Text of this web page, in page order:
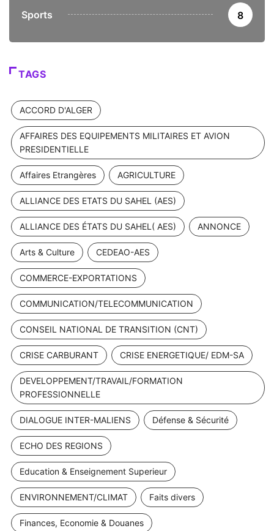
Sports 8
TAGS
ACCORD D'ALGER
AFFAIRES DES EQUIPEMENTS MILITAIRES ET AVION
PRESIDENTIELLE
Affaires Etrangères AGRICULTURE
ALLIANCE DES ETATS DU SAHEL (AES)
ALLIANCE DES ÉTATS DU SAHEL( AES) ANNONCE
Arts & Culture CEDEAO-AES
COMMERCE-EXPORTATIONS
COMMUNICATION/TELECOMMUNICATION
CONSEIL NATIONAL DE TRANSITION (CNT)
CRISE CARBURANT CRISE ENERGETIQUE/ EDM-SA
DEVELOPPEMENT/TRAVAIL/FORMATION
PROFESSIONNELLE
DIALOGUE INTER-MALIENS Défense & Sécurité
ECHO DES REGIONS
Education & Enseignement Superieur
ENVIRONNEMENT/CLIMAT Faits divers
Finances, Economie & Douanes